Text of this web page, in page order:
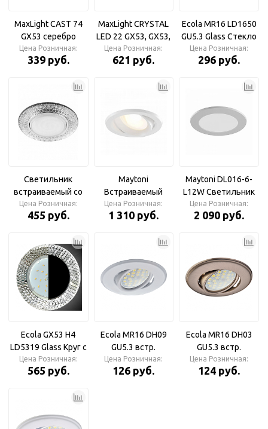
MaxLight CAST 74
GX53 серебро
Светильник
Цена Розничная:
339 руб.
MaxLight CRYSTAL
LED 22 GX53, GX53,
прозрачный
Светильник
декоративный
Цена Розничная:
621 руб.
Ecola MR16 LD1650
GU5.3 Glass Стекло
с подсветкой Хром/
Хром Светильник
Цена Розничная:
296 руб.
Светильник
встраиваемый со
светодиодной
подсветкой
6400K GX53
прозрачный, хром,
CD4020
Цена Розничная:
455 руб.
Maytoni
Встраиваемый
светильник DL014-
6-L9W Phill
Цена Розничная:
1 310 руб.
Maytoni DL016-6-
L12W Светильник
встраиваемый
Цена Розничная:
2 090 руб.
Ecola GX53 H4
LD5319 Glass Круг с
прозр. мозаикой с
подсветкой/фон
Цена Розничная:
565 руб.
Ecola MR16 DH09
GU5.3 встр.
поворотный
плоский Белый
Цена Розничная:
126 руб.
Ecola MR16 DH03
GU5.3 встр.
поворотный
выпуклый Сатин-
Цена Розничная:
124 руб.